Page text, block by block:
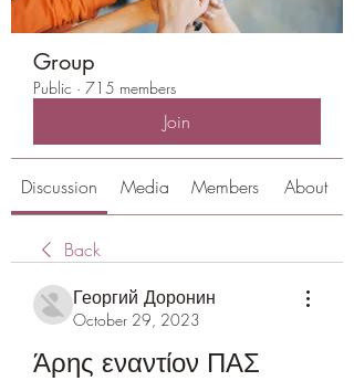
Group
Public · 715 members
Join
Discussion Media Members About
Back
Георгий Доронин
October 29, 2023
Άρης εναντίον ΠΑΣ